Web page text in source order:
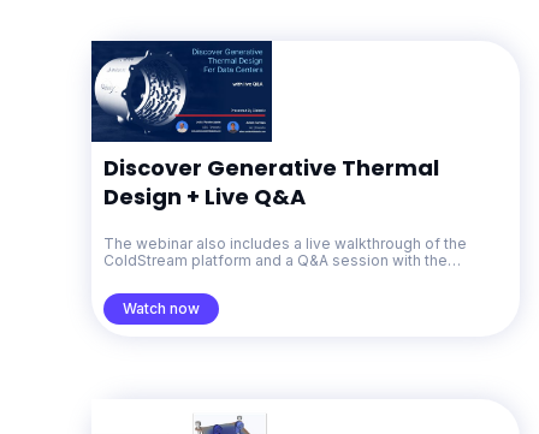
Discover Generative Thermal
Design + Live Q&A
The webinar also includes a live walkthrough of the
ColdStream platform and a Q&A session with the
Watch now